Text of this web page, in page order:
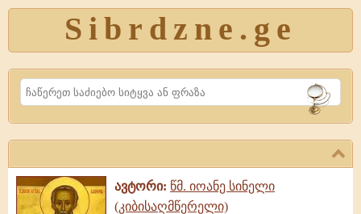
Sibrdzne.ge
Search
ავტორი: წმ. იოანე სინელი
(კიბისაღმწერელი)